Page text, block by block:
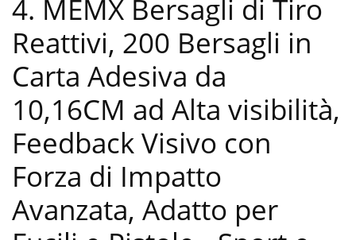
4. MEMX Bersagli di Tiro
Reattivi, 200 Bersagli in
Carta Adesiva da
10,16CM ad Alta visibilità,
Feedback Visivo con
Forza di Impatto
Avanzata, Adatto per